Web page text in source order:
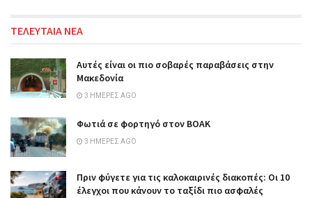
ΤΕΛΕΥΤΑΙΑ ΝΕΑ
Αυτές είναι οι πιο σοβαρές παραβάσεις στην
Μακεδονία
3 ΗΜΈΡΕΣ AGO
Φωτιά σε φορτηγό στον ΒΟΑΚ
3 ΗΜΈΡΕΣ AGO
Πριν φύγετε για τις καλοκαιρινές διακοπές: Οι 10
έλεγχοι που κάνουν το ταξίδι πιο ασφαλές